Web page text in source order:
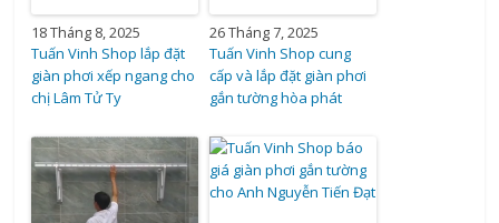
18 Tháng 8, 2025
Tuấn Vinh Shop lắp đặt
giàn phơi xếp ngang cho
chị Lâm Tử Ty
26 Tháng 7, 2025
Tuấn Vinh Shop cung
cấp và lắp đặt giàn phơi
gắn tường hòa phát